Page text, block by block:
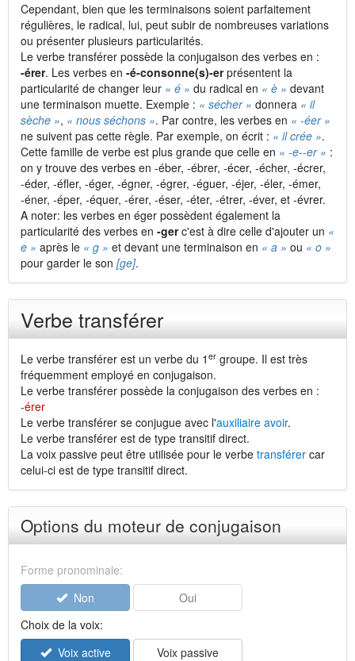
Cependant, bien que les terminaisons soient parfaitement
régulières, le radical, lui, peut subir de nombreuses variations
ou présenter plusieurs particularités.
Le verbe transférer possède la conjugaison des verbes en :
-érer. Les verbes en -é-consonne(s)-erprésentent la
particularité de changer leur « é » du radical en « è » devant
une terminaison muette. Exemple : « sécher » donnera « il
sèche », « nous séchons ». Par contre, les verbes en « -éer »
ne suivent pas cette règle. Par exemple, on écrit : « il crée ».
Cette famille de verbe est plus grande que celle en « -e--er » :
on y trouve des verbes en -éber, -ébrer, -écer, -écher, -écrer,
-éder, -éfler, -éger, -égner, -égrer, -éguer, -éjer, -éler, -émer,
-éner, -éper, -équer, -érer, -éser, -éter, -étrer, -éver, et -évrer.
A noter: les verbes en éger possèdent également la
particularité des verbes en -gerc'est à dire celle d'ajouter un «
e » après le « g » et devant une terminaison en « a » ou « o »
pour garder le son [ge].
Verbe transférer
Le verbe transférer est un verbe du 1 er groupe. Il est très
fréquemment employé en conjugaison.
Le verbe transférer possède la conjugaison des verbes en :
-érer
Le verbe transférer se conjugue avec l'auxiliaire avoir.
Le verbe transférer est de type transitif direct.
La voix passive peut être utilisée pour le verbe transférer car
celui-ci est de type transitif direct.
Options du moteur de conjugaison
Forme pronominale:
Non
Oui
Choix de la voix:
Voix active
Voix passive